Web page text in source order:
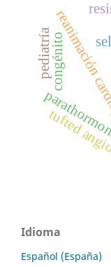
congénito
tufted
pediatría
Idioma
Español (España)